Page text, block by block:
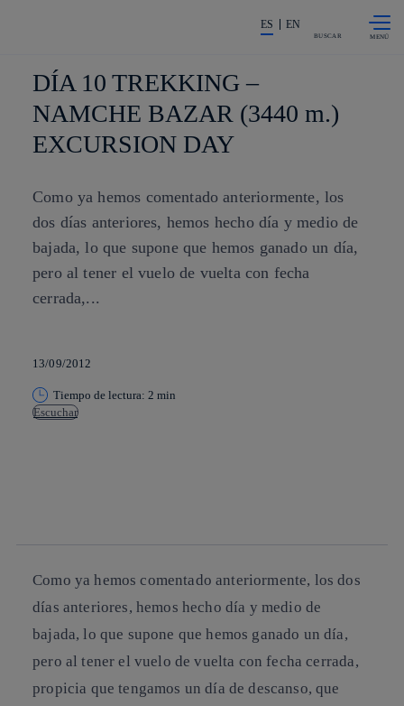
La acción en accionistas e
ES EN
BUSCAR
DÍA 10 TREKKING –
NAMCHE BAZAR (3440 m.)
EXCURSION DAY
Como ya hemos comentado anteriormente, los
dos días anteriores, hemos hecho día y medio de
bajada, lo que supone que hemos ganado un día,
pero al tener el vuelo de vuelta con fecha
cerrada,...
13/09/2012
Tiempo de lectura: 2 min
Escuchar
Como ya hemos comentado anteriormente, los dos
días anteriores, hemos hecho día y medio de
bajada, lo que supone que hemos ganado un día,
pero al tener el vuelo de vuelta con fecha cerrada,
propicia que tengamos un día de descanso, que